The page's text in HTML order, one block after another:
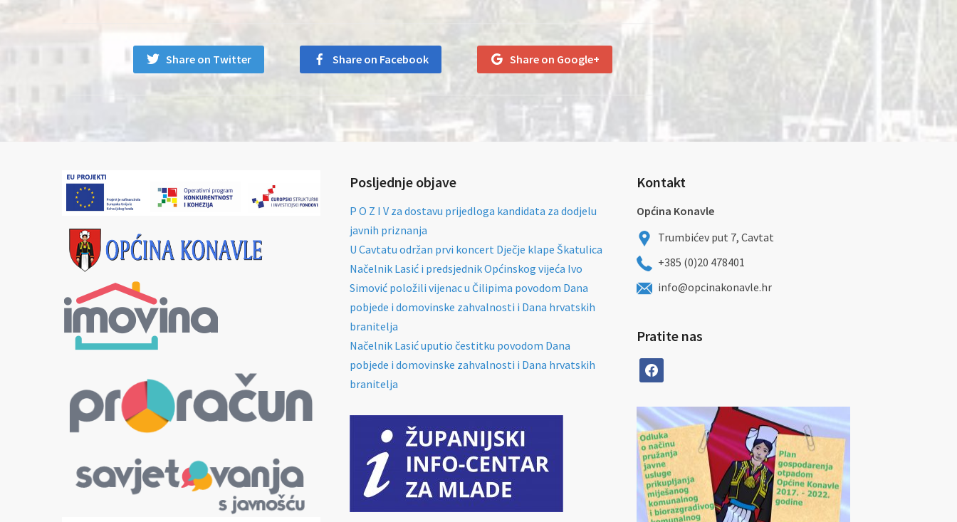
Share on Twitter Share on Facebook Share on Google+
Posljednje objave
P O Z I V za dostavu prijedloga kandidata za dodjelu
javnih priznanja
U Cavtatu održan prvi koncert Dječje klape Škatulica
Načelnik Lasić i predsjednik Općinskog vijeća Ivo
Simović položili vijenac u Čilipima povodom Dana
pobjede i domovinske zahvalnosti i Dana hrvatskih
branitelja
Načelnik Lasić uputio čestitku povodom Dana
pobjede i domovinske zahvalnosti i Dana hrvatskih
branitelja
Kontakt
Općina Konavle
Trumbićev put 7, Cavtat
+385 (0)20 478401
info@opcinakonavle.hr
Pratite nas
facebook